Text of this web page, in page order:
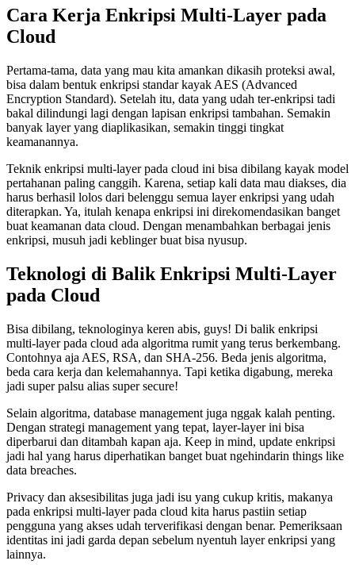
Cara Kerja Enkripsi Multi-Layer pada
Cloud
Pertama-tama, data yang mau kita amankan dikasih proteksi awal,
bisa dalam bentuk enkripsi standar kayak AES (Advanced
Encryption Standard). Setelah itu, data yang udah ter-enkripsi tadi
bakal dilindungi lagi dengan lapisan enkripsi tambahan. Semakin
banyak layer yang diaplikasikan, semakin tinggi tingkat
keamanannya.
Teknik enkripsi multi-layer pada cloud ini bisa dibilang kayak model
pertahanan paling canggih. Karena, setiap kali data mau diakses, dia
harus berhasil lolos dari belenggu semua layer enkripsi yang udah
diterapkan. Ya, itulah kenapa enkripsi ini direkomendasikan banget
buat keamanan data cloud. Dengan menambahkan berbagai jenis
enkripsi, musuh jadi keblinger buat bisa nyusup.
Teknologi di Balik Enkripsi Multi-Layer
pada Cloud
Bisa dibilang, teknologinya keren abis, guys! Di balik enkripsi
multi-layer pada cloud ada algoritma rumit yang terus berkembang.
Contohnya aja AES, RSA, dan SHA-256. Beda jenis algoritma,
beda cara kerja dan kelemahannya. Tapi ketika digabung, mereka
jadi super palsu alias super secure!
Selain algoritma, database management juga nggak kalah penting.
Dengan strategi management yang tepat, layer-layer ini bisa
diperbarui dan ditambah kapan aja. Keep in mind, update enkripsi
jadi hal yang harus diperhatikan banget buat ngehindarin things like
data breaches.
Privacy dan aksesibilitas juga jadi isu yang cukup kritis, makanya
pada enkripsi multi-layer pada cloud kita harus pastiin setiap
pengguna yang akses udah terverifikasi dengan benar. Pemeriksaan
identitas ini jadi garda depan sebelum nyentuh layer enkripsi yang
lainnya.